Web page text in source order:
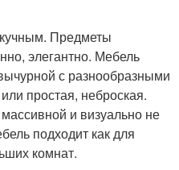
Предметы
элегантно. Мебель
с разнообразными
простая, неброская.
и визуально не
подходит как для
комнат.